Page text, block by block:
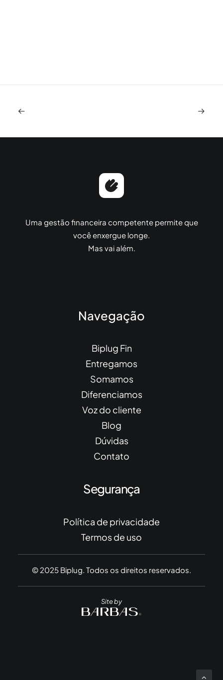
Uma gestão financeira competente permite que
você enxergue longe.
Mas vai além.
Navegação
Biplug Fin
Entregamos
Somamos
Diferenciamos
Voz do cliente
Blog
Dúvidas
Contato
Segurança
Política de privacidade
Termos de uso
© 2025 Biplug. Todos os direitos reservados.
Site by